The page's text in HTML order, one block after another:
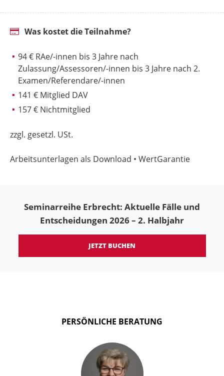
Was kostet die Teilnahme?
94 € RAe/-innen bis 3 Jahre nach
Zulassung/Assessoren/-innen bis 3 Jahre nach 2.
Examen/Referendare/-innen
141 € Mitglied DAV
157 € Nichtmitglied
zzgl. gesetzl. USt.
Arbeitsunterlagen als Download • WertGarantie
Seminarreihe Erbrecht: Aktuelle Fälle und
Entscheidungen 2026 – 2. Halbjahr
JETZT BUCHEN
PERSÖNLICHE BERATUNG